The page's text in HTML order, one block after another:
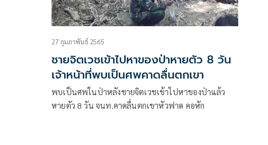
27 กุมภาพันธ์ 2565
ชายจิตเวชเข้าไปหาของป่าหายตัว 8 วัน
เจ้าหน้าที่พบเป็นศพคาดลื่นตกเขา
พบเป็นศพในป่าหลังชายจิตเวชเข้าไปหาของป่าแล้ว
หายตัว 8 วัน จนท.คาดลื่นตกเขาหัวฟาด คอหัก